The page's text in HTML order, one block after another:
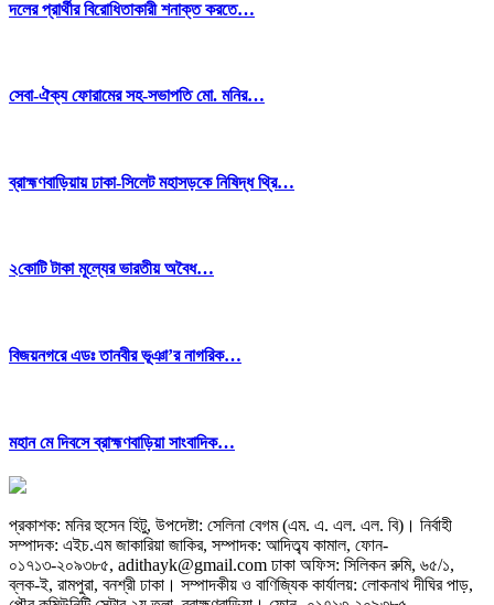
দলের প্রার্থীর বিরোধিতাকারী শনাক্ত করতে…
সেবা-ঐক্য ফোরামের সহ-সভাপতি মো. মনির…
ব্রাহ্মণবাড়িয়ায় ঢাকা-সিলেট মহাসড়কে নিষিদ্ধ থ্রি…
২কোটি টাকা মূল্যের ভারতীয় অবৈধ…
বিজয়নগরে এডঃ তানবীর ভূঞা’র নাগরিক…
মহান মে দিবসে ব্রাহ্মণবাড়িয়া সাংবাদিক…
প্রকাশক: মনির হুসেন হিটু, উপদেষ্টা: সেলিনা বেগম (এম. এ. এল. এল. বি) । নির্বাহী
সম্পাদক: এইচ.এম জাকারিয়া জাকির, সম্পাদক: আদিত্ব্য কামাল, ফোন-
০১৭১৩-২০৯৩৮৫, adithayk@gmail.com ঢাকা অফিস: সিলিকন রুমি, ৬৫/১,
ব্লক-ই, রামপুরা, বনশ্রী ঢাকা। সম্পাদকীয় ও বাণিজ্যিক কার্যালয়: লোকনাথ দীঘির পাড়,